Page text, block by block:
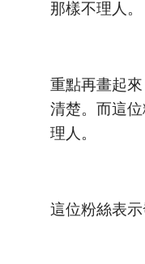
那樣不理人。
重點再畫起
清楚。而這
理人。
這位粉絲表